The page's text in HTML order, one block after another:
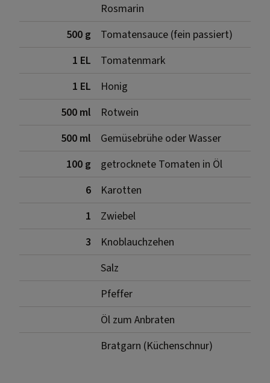
Rosmarin
500 g
Tomatensauce (fein passiert)
1 EL
Tomatenmark
1 EL
Honig
500 ml
Rotwein
500 ml
Gemüsebrühe oder Wasser
100 g
getrocknete Tomaten in Öl
6
Karotten
1
Zwiebel
3
Knoblauchzehen
Salz
Pfeffer
Öl zum Anbraten
Bratgarn (Küchenschnur)